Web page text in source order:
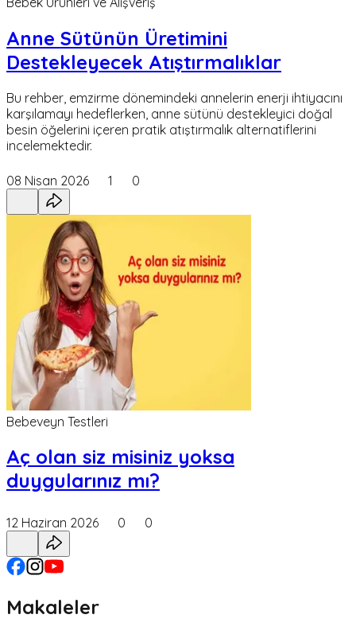
Anne Sütünün Üretimini
Destekleyecek Atıştırmalıklar
Bu rehber, emzirme dönemindeki annelerin enerji ihtiyacını
karşılamayı hedeflerken, anne sütünü destekleyici doğal
besin öğelerini içeren pratik atıştırmalık alternatiflerini
incelemektedir.
08 Nisan 2026 1 0
Bebeveyn Testleri
Aç olan siz misiniz yoksa
duygularınız mı?
12 Haziran 2026 0 0
Makaleler